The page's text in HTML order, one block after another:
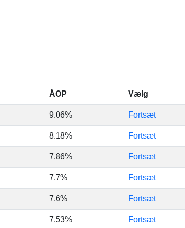
ÅOP Vælg
9.06% Fortsæt
8.18% Fortsæt
7.86% Fortsæt
7.7% Fortsæt
7.6% Fortsæt
7.53% Fortsæt